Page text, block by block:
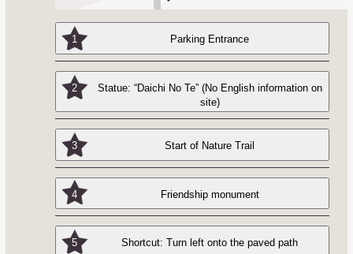
1 Parking Entrance
2
Statue: “Daichi No Te” (No English information on
site)
3 Start of Nature Trail
4 Friendship monument
5 Shortcut: Turn left onto the paved path